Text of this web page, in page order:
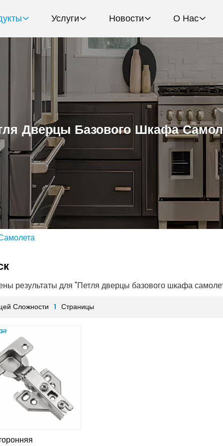
Услуги Новости О Нас
Дверцы Базового Шкафа
результаты для "Петля дверцы базового шкафа
Сложности 1 Страницы